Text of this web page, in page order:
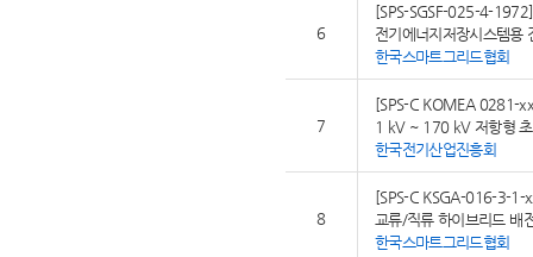
6
[SPS-SGSF-025-4-1972]
전기에너지저장시스템용
한국스마트그리드협회
7
[SPS-C KOMEA 0281-
1 kV ~ 170 kV 저항형
한국전기산업진흥회
8
[SPS-C KSGA-016-3-1-
교류/직류 하이브리드 배
한국스마트그리드협회